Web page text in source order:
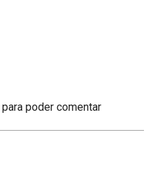
para poder comentar